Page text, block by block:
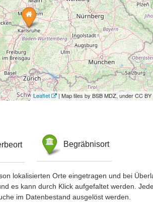
Leaflet | Map tiles by BSB MDZ, under CC
Begräbnisort
lokalisierten Orte eingetragen und bei
es kann durch Klick aufgefaltet werden.
im Datenbestand ausgelöst werden.